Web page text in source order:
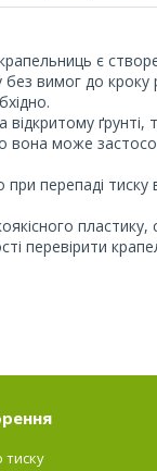
є
вимог до
ґрунті,
може
перепаді тиску
пластику,
перевірити
тиску